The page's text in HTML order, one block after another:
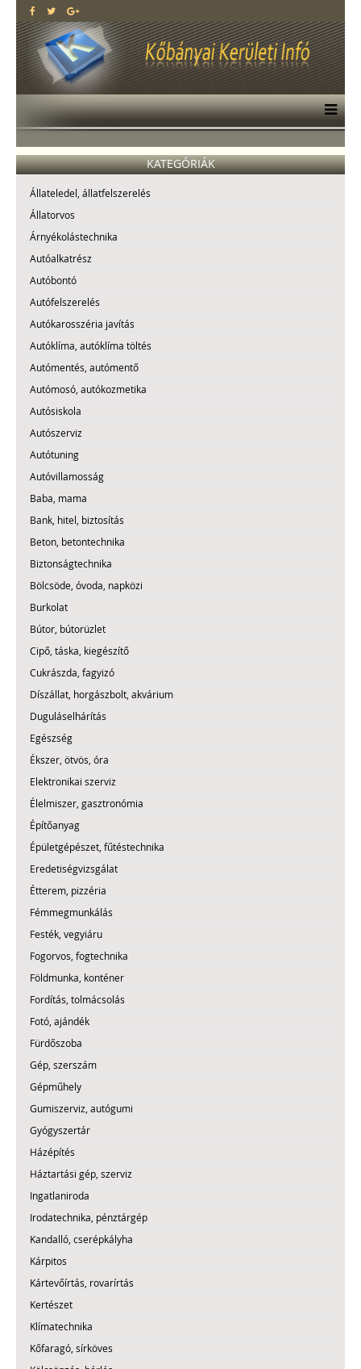
KATEGÓRIÁK
Állateledel, állatfelszerelés
Állatorvos
Árnyékolástechnika
Autóalkatrész
Autóbontó
Autófelszerelés
Autókarosszéria javítás
Autóklíma, autóklíma töltés
Autómentés, autómentő
Autómosó, autókozmetika
Autósiskola
Autószerviz
Autótuning
Autóvillamosság
Baba, mama
Bank, hitel, biztosítás
Beton, betontechnika
Biztonságtechnika
Bölcsöde, óvoda, napközi
Burkolat
Bútor, bútorüzlet
Cipő, táska, kiegészítő
Cukrászda, fagyizó
Díszállat, horgászbolt, akvárium
Duguláselhárítás
Egészség
Ékszer, ötvös, óra
Elektronikai szerviz
Élelmiszer, gasztronómia
Építőanyag
Épületgépészet, fűtéstechnika
Eredetiségvizsgálat
Étterem, pizzéria
Fémmegmunkálás
Festék, vegyiáru
Fogorvos, fogtechnika
Földmunka, konténer
Fordítás, tolmácsolás
Fotó, ajándék
Fürdőszoba
Gép, szerszám
Gépműhely
Gumiszerviz, autógumi
Gyógyszertár
Házépítés
Háztartási gép, szerviz
Ingatlaniroda
Irodatechnika, pénztárgép
Kandalló, cserépkályha
Kárpitos
Kártevőírtás, rovarírtás
Kertészet
Klímatechnika
Kőfaragó, sírköves